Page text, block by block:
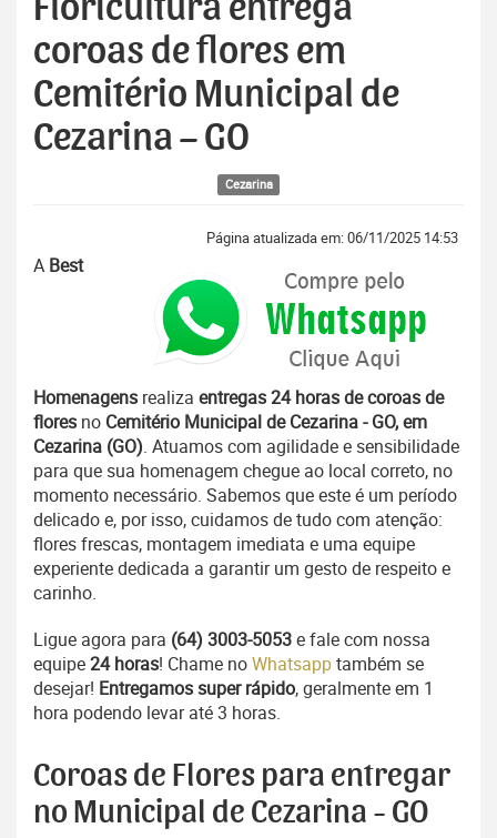
Floricultura entrega
coroas de flores em
Cemitério Municipal de
Cezarina – GO
Cezarina
Página atualizada em: 06/11/2025 14:53
A Best
Homenagens realiza entregas 24 horas de coroas de
flores no Cemitério Municipal de Cezarina - GO, em
Cezarina (GO). Atuamos com agilidade e sensibilidade
para que sua homenagem chegue ao local correto, no
momento necessário. Sabemos que este é um período
delicado e, por isso, cuidamos de tudo com atenção:
flores frescas, montagem imediata e uma equipe
experiente dedicada a garantir um gesto de respeito e
carinho.
Ligue agora para (64) 3003-5053e fale com nossa
equipe24 horas! Chame noWhatsapptambém se
desejar! Entregamos super rápido, geralmente em 1
hora podendo levar até 3 horas.
Coroas de Flores para entregar
no Municipal de Cezarina - GO